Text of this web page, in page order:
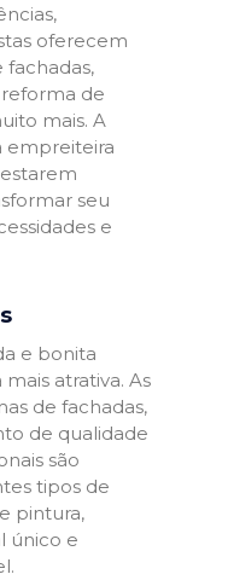
oferecem
fachadas,
de
mais. A
empreiteira
seu
e
e bonita
atrativa. As
de fachadas,
de qualidade
são
tipos de
pintura,
único e